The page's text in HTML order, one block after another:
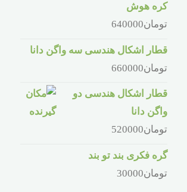
کره هوش
تومان640000
قطار اشکال هندسی سه واگن دانا
تومان660000
قطار اشکال هندسی دو
واگن دانا
تومان520000
گره فکری بند تو بند
تومان30000